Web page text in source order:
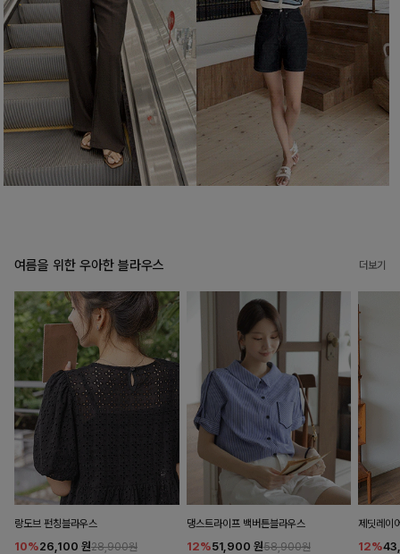
여름을 위한 우아한 블라우스 더보기
랑도브 펀칭블라우스
10%26,100 원28,900원
댕스트라이프 백버튼블라우스
12%51,900 원58,900원
제딧레이
12%